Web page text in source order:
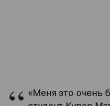
«Меня это очень